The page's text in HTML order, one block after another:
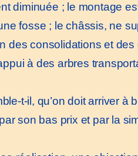
diminuée ; le montage
fosse ; le châssis, ne
des consolidations et des
à des arbres
t-il, qu’on doit arriver à
son bas prix et par la